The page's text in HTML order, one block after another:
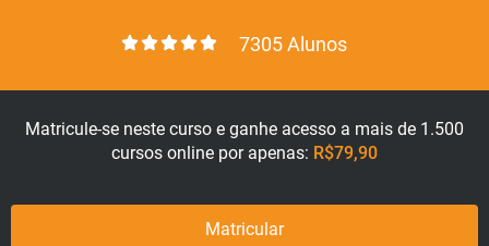
7305 Alunos
Matricule-se neste curso e ganhe acesso a mais de 1.500
cursos online por apenas: R$79,90
Matricular